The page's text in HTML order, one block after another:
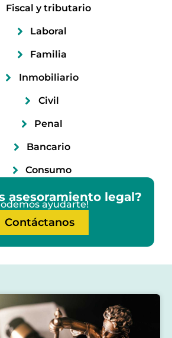
Fiscal y tributario
Laboral
Familia
Inmobiliario
Civil
Penal
Bancario
Consumo
asesoramiento legal?
ayudarte!
Contáctanos